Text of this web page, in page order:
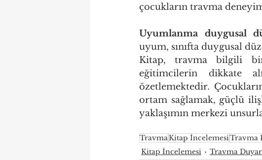
çocukların travma
Uyumlanma duygusal
uyum, sınıfta duygusal
Kitap, travma bilgili
eğitimcilerin dikkate
özetlemektedir.
ortam sağlamak, güçlü
yaklaşımın merkezi
TravmaKitap İncelemesiTravma
Kitap İncelemesi
Travma